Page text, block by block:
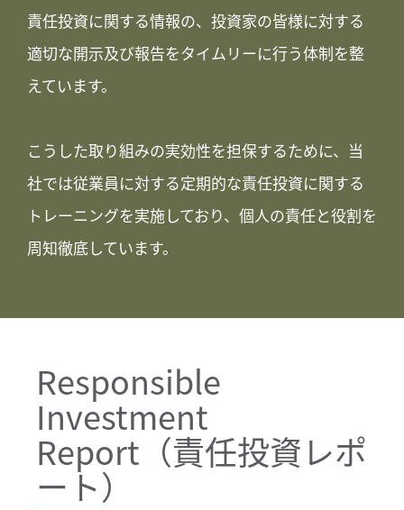
責任投資に関する情報の、投資家の皆様に対する
適切な開示及び報告をタイムリーに行う体制を整
えています。
こうした取り組みの実効性を担保するために、当
社では従業員に対する定期的な責任投資に関する
トレーニングを実施しており、個人の責任と役割を
周知徹底しています。
Responsible
Investment
Report（責任投資レポ
ート）